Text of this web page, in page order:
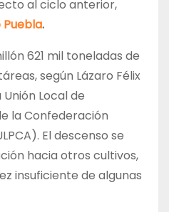
al ciclo anterior,
Puebla.
621 mil toneladas de
según Lázaro Félix
Local de
la Confederación
El descenso se
hacia otros cultivos,
insuficiente de algunas